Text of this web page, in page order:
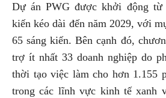
Dự án PWG được khởi động từ
kiến kéo dài đến năm 2029, với
65 sáng kiến. Bên cạnh đó,
trợ ít nhất 33 doanh nghiệp do
thời tạo việc làm cho hơn 1.155
trong các lĩnh vực kinh tế xanh